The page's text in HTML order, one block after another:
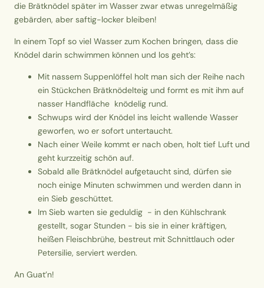
die Brätknödel später im Wasser zwar etwas unregelmäßig
gebärden, aber saftig-locker bleiben!
In einem Topf so viel Wasser zum Kochen bringen, dass die
Knödel darin schwimmen können und los geht’s:
Mit nassem Suppenlöffel holt man sich der Reihe nach
ein Stückchen Brätknödelteig und formt es mit ihm auf
nasser Handfläche knödelig rund.
Schwups wird der Knödel ins leicht wallende Wasser
geworfen, wo er sofort untertaucht.
Nach einer Weile kommt er nach oben, holt tief Luft und
geht kurzzeitig schön auf.
Sobald alle Brätknödel aufgetaucht sind, dürfen sie
noch einige Minuten schwimmen und werden dann in
ein Sieb geschüttet.
Im Sieb warten sie geduldig - in den Kühlschrank
gestellt, sogar Stunden - bis sie in einer kräftigen,
heißen Fleischbrühe, bestreut mit Schnittlauch oder
Petersilie, serviert werden.
An Guat’n!